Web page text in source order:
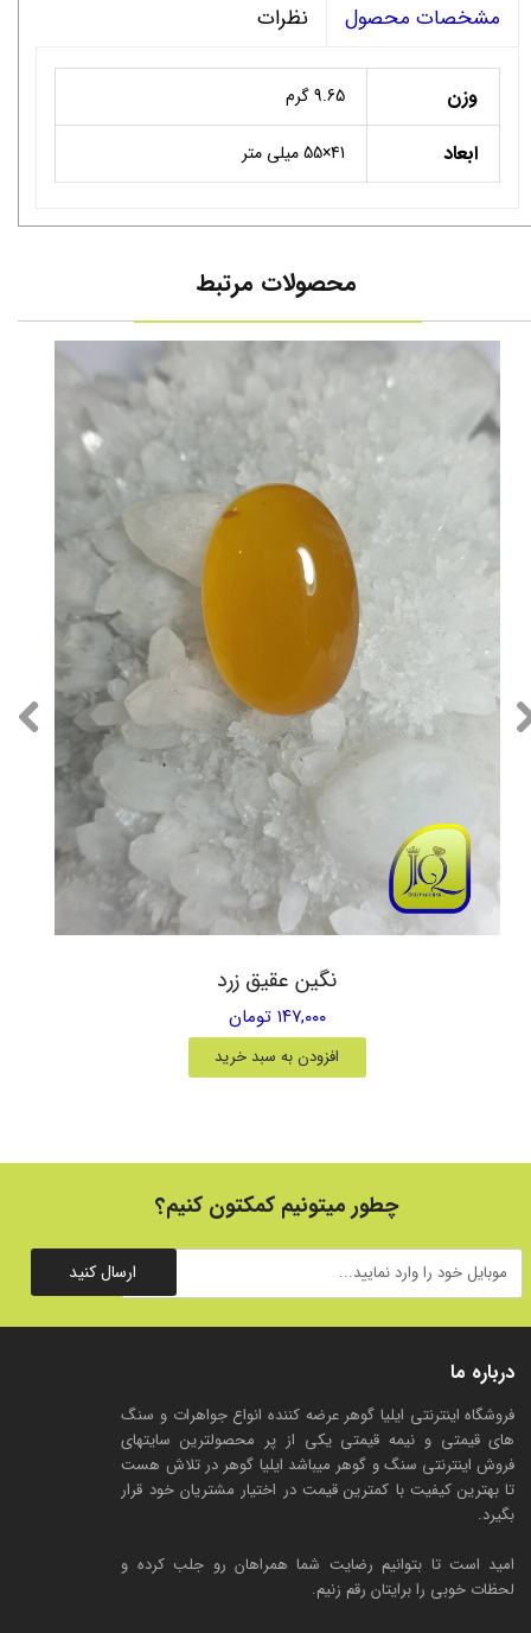
مشخصات محصول نظرات
وزن 9.65 گرم
ابعاد 41×55 میلی متر
محصولات مرتبط
نگین عقیق زرد
۱۴۷,۰۰۰ تومان
افزودن به سبد خرید
درباره ما
فروشگاه اینترنتی ایلیا گوهر عرضه کننده انواع جواهرات و سنگ
های قیمتی و نیمه قیمتی یکی از پر محصولترین سایتهای
فروش اینترنتی سنگ و گوهر میباشد ایلیا گوهر در تلاش هست
تا بهترین کیفیت با کمترین قیمت در اختیار مشتریان خود قرار
بگیرد.
امید است تا بتوانیم رضایت شما همراهان رو جلب کرده و
لحظات خوبی را برایتان رقم زنیم.
چطور میتونیم کمکتون کنیم؟
ارسال کنید